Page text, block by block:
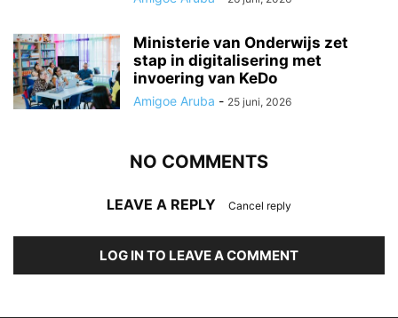
Ministerie van Onderwijs zet
stap in digitalisering met
invoering van KeDo
Amigoe Aruba - 25 juni, 2026
NO COMMENTS
LEAVE A REPLY Cancel reply
LOG IN TO LEAVE A COMMENT